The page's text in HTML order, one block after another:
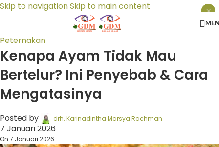
Skip to navigationSkip to main content
Peternakan
Kenapa Ayam Tidak Mau
Bertelur? Ini Penyebab & Cara
Mengatasinya
Posted by drh. Karinadintha Marsya Rachman
7 Januari 2026
On 7 Januari 2026
×
×
×